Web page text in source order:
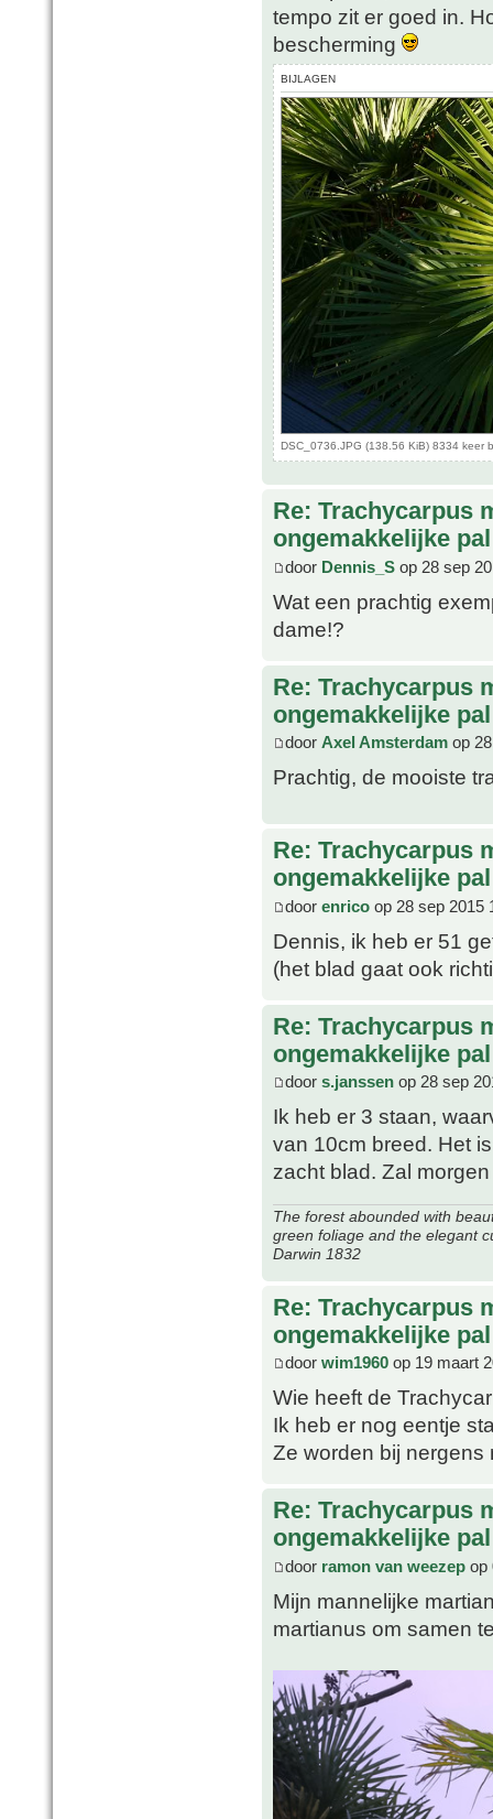
tempo zit er goed in.
bescherming
BIJLAGEN
DSC_0736.JPG (138.56 KiB) 8334 keer
Re: Trachycarpus
ongemakkelijke pal
door Dennis_S op 28 sep
Wat een prachtig
dame!?
Re: Trachycarpus
ongemakkelijke pal
door Axel Amsterdam op
Prachtig, de mooiste
Re: Trachycarpus
ongemakkelijke pal
door enrico op 28 sep 2015
Dennis, ik heb er 51
(het blad gaat ook
Re: Trachycarpus
ongemakkelijke pal
door s.janssen op 28 sep
Ik heb er 3 staan,
van 10cm breed. Het
zacht blad. Zal
The forest abounded with
green foliage and the elegant
Darwin 1832
Re: Trachycarpus
ongemakkelijke pal
door wim1960 op 19 maart
Wie heeft de
Ik heb er nog eentje
Ze worden bij nergens
Re: Trachycarpus
ongemakkelijke pal
door ramon van weezep op
Mijn mannelijke
martianus om samen